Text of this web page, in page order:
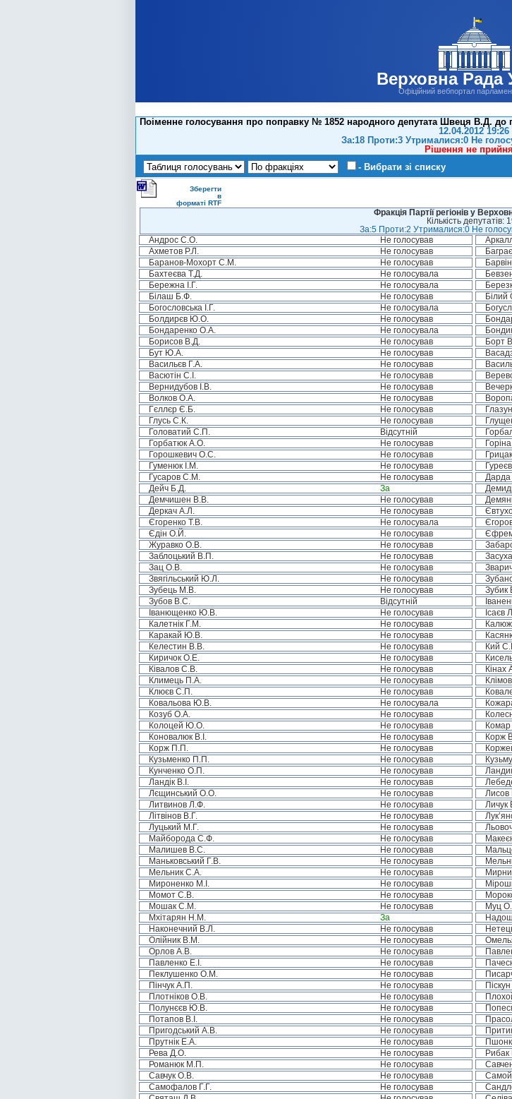
Верховна Рада
Офіційний вебпортал
Поіменне голосування про поправку № 1852 народного депутата Швеця В.Д. до
12.04.2012 19:26
За:18 Проти:3 Утрималися:0 Не
Рішення не
- Вибрати зі списку
Зберегти
в
форматі RTF
Фракція Партії регіонів у
Кількість депутатів:
За:5 Проти:2 Утрималися:0 Не
Андрос С.О.
Не голосував
Ахметов Р.Л.
Не голосував
Баранов-Мохорт С.М.
Не голосував
Бахтеєва Т.Д.
Не голосувала
Бережна І.Г.
Не голосувала
Білаш Б.Ф.
Не голосував Білий
Богословська І.Г.
Не голосувала
Болдирєв Ю.О.
Не голосував
Бондаренко О.А.
Не голосувала
Борисов В.Д.
Не голосував Борт
Бут Ю.А.
Не голосував
Васильєв Г.А.
Не голосував
Васютін С.І.
Не голосував
Вернидубов І.В.
Не голосував
Волков О.А.
Не голосував
Гєллєр Є.Б.
Не голосував
Глусь С.К.
Не голосував
Головатий С.П.
Відсутній
Горбатюк А.О.
Не голосував
Горошкевич О.С.
Не голосував
Гуменюк І.М.
Не голосував
Гусаров С.М.
Не голосував
Дейч Б.Д.
За
Демчишен В.В.
Не голосував
Деркач А.Л.
Не голосував
Єгоренко Т.В.
Не голосувала
Єдін О.Й.
Не голосував
Журавко О.В.
Не голосував
Заблоцький В.П.
Не голосував
Зац О.В.
Не голосував
Звягільський Ю.Л.
Не голосував
Зубець М.В.
Не голосував Зубик
Зубов В.С.
Відсутній
Іванющенко Ю.В.
Не голосував Ісаєв
Калетнік Г.М.
Не голосував
Каракай Ю.В.
Не голосував
Келестин В.В.
Не голосував Кий
Киричок О.Е.
Не голосував
Ківалов С.В.
Не голосував Кінах
Климець П.А.
Не голосував
Клюєв С.П.
Не голосував
Ковальова Ю.В.
Не голосувала
Козуб О.А.
Не голосував
Колоцей Ю.О.
Не голосував
Коновалюк В.І.
Не голосував Корж
Корж П.П.
Не голосував
Кузьменко П.П.
Не голосував
Кунченко О.П.
Не голосував
Ландік В.І.
Не голосував
Лєщинський О.О.
Не голосував Лисов
Литвинов Л.Ф.
Не голосував Личук
Літвінов В.Г.
Не голосував
Луцький М.Г.
Не голосував
Майборода С.Ф.
Не голосував
Малишев В.С.
Не голосував
Маньковський Г.В.
Не голосував
Мельник С.А.
Не голосував
Мироненко М.І.
Не голосував
Момот С.В.
Не голосував
Мошак С.М.
Не голосував Муц
Мхітарян Н.М.
За
Наконечний В.Л.
Не голосував
Олійник В.М.
Не голосував
Орлов А.В.
Не голосував
Павленко Е.І.
Не голосував
Пеклушенко О.М.
Не голосував
Пінчук А.П.
Не голосував
Плотніков О.В.
Не голосував
Полунєєв Ю.В.
Не голосував
Потапов В.І.
Не голосував
Пригодський А.В.
Не голосував
Прутнік Е.А.
Не голосував
Рева Д.О.
Не голосував Рибак
Романюк М.П.
Не голосував
Савчук О.В.
Не голосував
Самофалов Г.Г.
Не голосував